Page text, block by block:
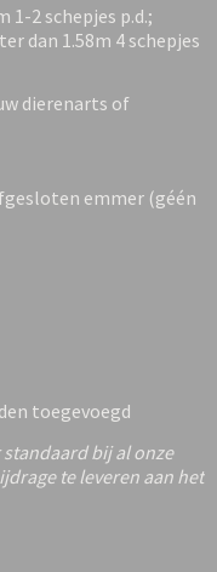
1-2 schepjes p.d.;
dan 1.58m 4 schepjes
dierenarts of
emmer (géén
toegevoegd
bij al onze
te leveren aan het